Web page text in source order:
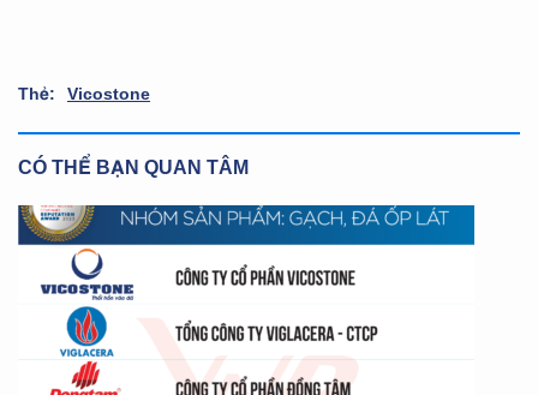
Thẻ: Vicostone
CÓ THỂ BẠN QUAN TÂM